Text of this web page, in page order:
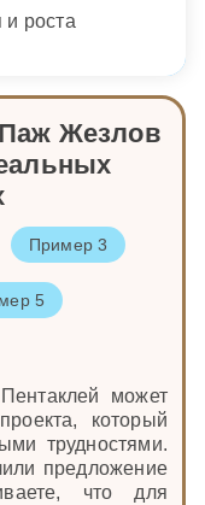
и роста
Жезлов
Пример 3
5
может
который
трудностями.
предложение
что для